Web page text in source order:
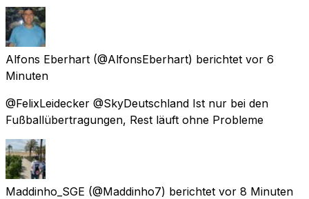
Alfons Eberhart (@AlfonsEberhart) berichtet vor 6
Minuten
@FelixLeidecker @SkyDeutschland Ist nur bei den
Fußballübertragungen, Rest läuft ohne Probleme
Maddinho_SGE (@Maddinho7) berichtet vor 8 Minuten